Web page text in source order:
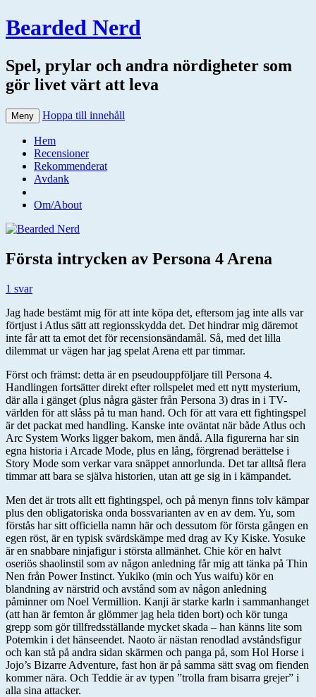
Bearded Nerd
Spel, prylar och andra nördigheter som
gör livet värt att leva
Meny Hoppa till innehåll
Hem
Recensioner
Rekommenderat
Avdank
Om/About
Första intrycken av Persona 4 Arena
1 svar
Jag hade bestämt mig för att inte köpa det, eftersom jag inte alls var
förtjust i Atlus sätt att regionsskydda det. Det hindrar mig däremot
inte får att ta emot det för recensionsändamål. Så, med det lilla
dilemmat ur vägen har jag spelat Arena ett par timmar.
Först och främst: detta är en pseudouppföljare till Persona 4.
Handlingen fortsätter direkt efter rollspelet med ett nytt mysterium,
där alla i gänget (plus några gäster från Persona 3) dras in i TV-
världen för att slåss på tu man hand. Och för att vara ett fightingspel
är det packat med handling. Kanske inte oväntat när både Atlus och
Arc System Works ligger bakom, men ändå. Alla figurerna har sin
egna historia i Arcade Mode, plus en lång, förgrenad berättelse i
Story Mode som verkar vara snäppet annorlunda. Det tar alltså flera
timmar att bara se själva historien, utan att ge sig in i kämpandet.
Men det är trots allt ett fightingspel, och på menyn finns tolv kämpar
plus den obligatoriska onda bossvarianten av en av dem. Yu, som
förstås har sitt officiella namn här och dessutom för första gången en
egen röst, är en typisk svärdskämpe med drag av Ky Kiske. Yosuke
är en snabbare ninjafigur i största allmänhet. Chie kör en halvt
oseriös shaolinstil som av någon anledning får mig att tänka på Thin
Nen från Power Instinct. Yukiko (min och Yus waifu) kör en
blandning av närstrid och avstånd som av någon anledning
påminner om Noel Vermillion. Kanji är starke karln i sammanhanget
(att han är femton år glömmer jag hela tiden bort) och kör tunga
grepp som gör tillfredsställande mycket skada – han känns lite som
Potemkin i det hänseendet. Naoto är nästan renodlad avståndsfigur
och kan stå på andra sidan skärmen och panga på, som Hol Horse i
Jojo’s Bizarre Adventure, fast hon är på samma sätt svag om fienden
kommer nära. Och Teddie är av typen ”trolla fram bisarra grejer” i
alla sina attacker.